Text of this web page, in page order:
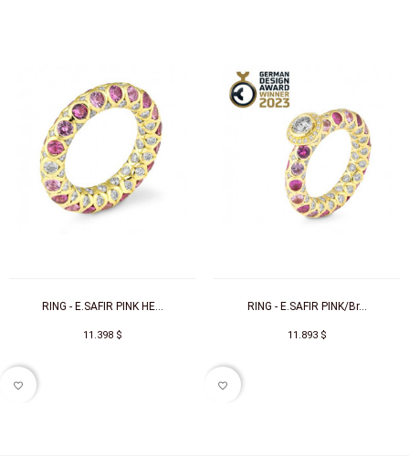
RING - E.SAFIR PINK HE...
11.398 $
favorite_border
RING - E.SAFIR PINK/Br...
11.893 $
favorite_border